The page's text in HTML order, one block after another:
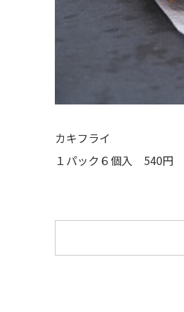
カキフライ
１パック６個入 540円